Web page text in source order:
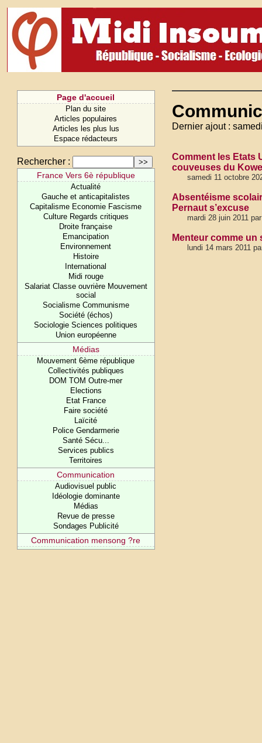
Page d'accueil
Plan du site
Articles populaires
Articles les plus lus
Espace rédacteurs
Rechercher :
France Vers 6è république
Actualité
Gauche et anticapitalistes
Capitalisme Economie Fascisme
Culture Regards critiques
Droite française
Emancipation
Environnement
Histoire
International
Midi rouge
Salariat Classe ouvrière Mouvement
social
Socialisme Communisme
Société (échos)
Sociologie Sciences politiques
Union européenne
Médias
Mouvement 6ème république
Collectivités publiques
DOM TOM Outre-mer
Elections
Etat France
Faire société
Laïcité
Police Gendarmerie
Santé Sécu...
Services publics
Territoires
Communication
Audiovisuel public
Idéologie dominante
Médias
Revue de presse
Sondages Publicité
Communication mensong ?re
Dernier ajout :
Comment les Etats
couveuses du
samedi 11 octobre
Absentéisme
Pernaut s’excuse
mardi 28 juin 2011
Menteur comme un
lundi 14 mars 2011